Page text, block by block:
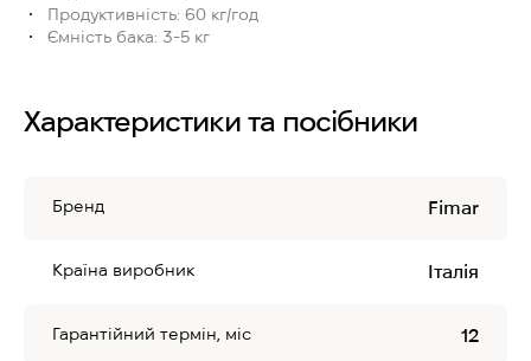
Продуктивність: 60 кг/год
Ємність бака: 3-5 кг
Характеристики та посібники
Бренд Fimar
Країна виробник Італія
Гарантійний термін, міс 12